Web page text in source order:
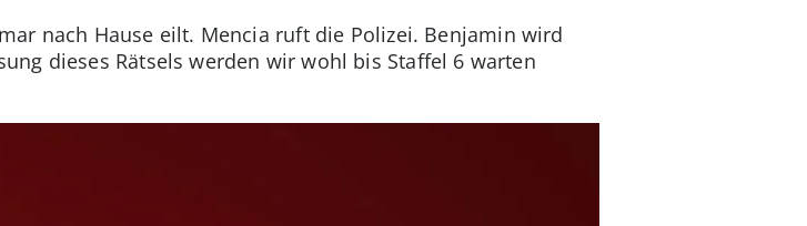
nach Hause eilt. Mencia ruft die Polizei. Benjamin wird
dieses Rätsels werden wir wohl bis Staffel 6 warten